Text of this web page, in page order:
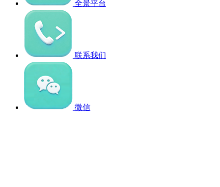
全景平台
联系我们
微信